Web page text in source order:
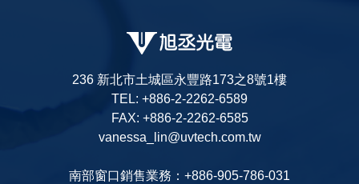
236 新北市土城區永豐路173之8號1樓
TEL: +886-2-2262-6589
FAX: +886-2-2262-6585
vanessa_lin@uvtech.com.tw
南部窗口銷售業務：+886-905-786-031